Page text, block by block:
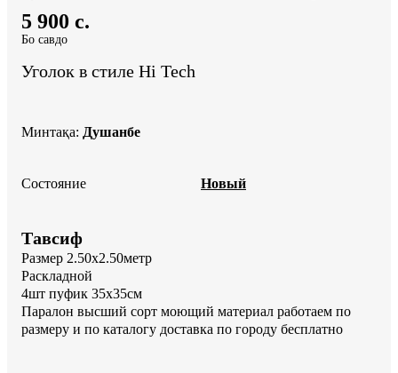
5 900 c.
Бо савдо
Уголок в стиле Hi Tech
Минтақа: Душанбе
Состояние Новый
Тавсиф
Размер 2.50х2.50метр
Раскладной
4шт пуфик 35х35см
Паралон высший сорт моющий материал работаем по
размеру и по каталогу доставка по городу бесплатно